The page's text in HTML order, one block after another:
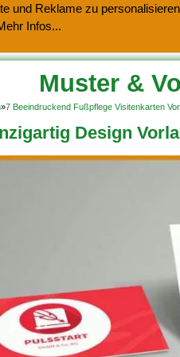
und Reklame zu
Infos...
Muster &
»7 Beeindruckend Fußpflege Visitenkarten
Design